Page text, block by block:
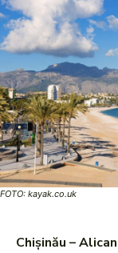
FOTO: kayak.co.uk
Chișinău –